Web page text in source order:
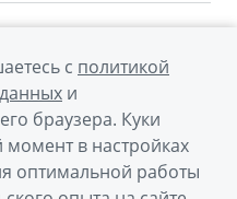
с политикой
и
браузера. Куки
в настройках
оптимальной работы